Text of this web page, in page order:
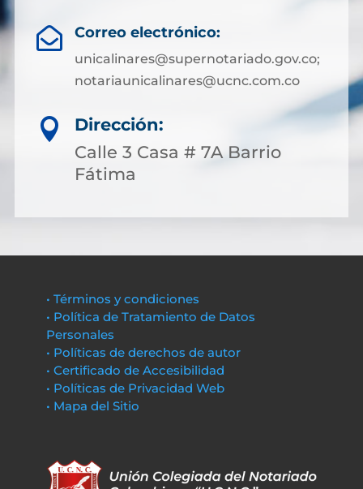
 Correo electrónico:
unicalinares@supernotariado.gov.co;
notariaunicalinares@ucnc.com.co

Dirección:
Calle 3 Casa # 7A Barrio
Fátima
• Términos y condiciones
• Política de Tratamiento de Datos
Personales
• Políticas de derechos de autor
• Certificado de Accesibilidad
• Políticas de Privacidad Web
• Mapa del Sitio